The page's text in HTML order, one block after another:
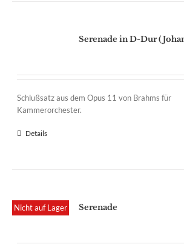
Serenade in D-Dur
Schlußsatz aus dem Opus 11 von Brahms für
Kammerorchester.
Details
Nicht auf Lager Serenade